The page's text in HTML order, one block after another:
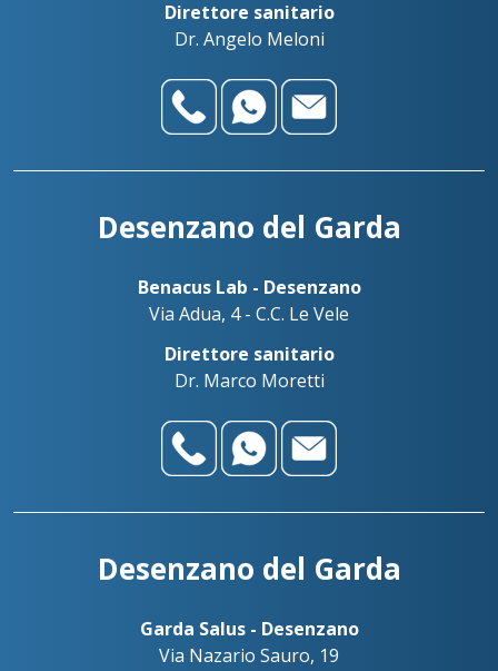
Direttore sanitario
Dr. Angelo Meloni
Desenzano del Garda
Benacus Lab - Desenzano
Via Adua, 4 - C.C. Le Vele
Direttore sanitario
Dr. Marco Moretti
Desenzano del Garda
Garda Salus - Desenzano
Via Nazario Sauro, 19